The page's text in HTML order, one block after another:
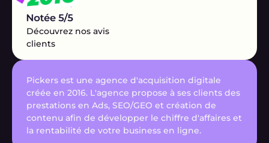
Découvrez nos avis
clients
Pickers est une agence d'acquisition digitale
créée en 2016. L'agence propose à ses clients des
prestations en Ads, SEO/GEO et création de
contenu afin de développer le chiffre d'affaires et
la rentabilité de votre business en ligne.